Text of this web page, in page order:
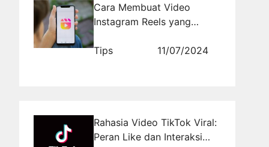
Cara Membuat Video
Instagram Reels yang
Tips
11/07/2024
Rahasia Video TikTok Viral:
Peran Like dan Interaksi